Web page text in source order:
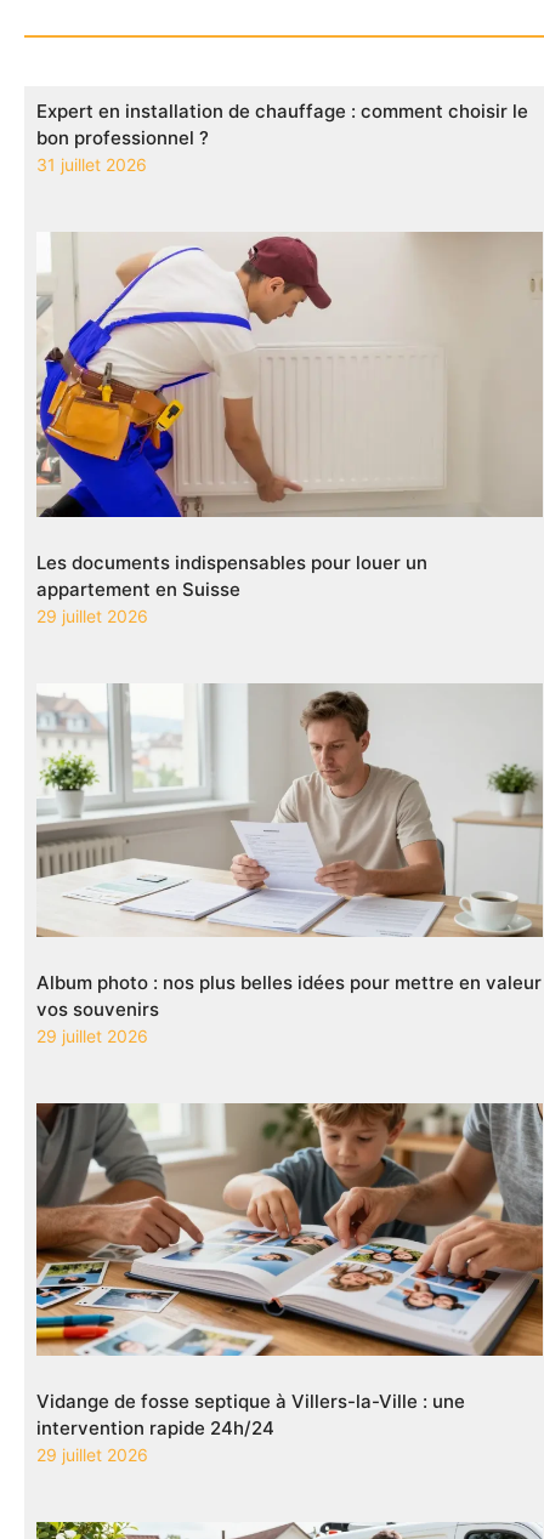
Expert en installation de chauffage : comment choisir le
bon professionnel ?
31 juillet 2026
Les documents indispensables pour louer un
appartement en Suisse
29 juillet 2026
Album photo : nos plus belles idées pour mettre en valeur
vos souvenirs
29 juillet 2026
Vidange de fosse septique à Villers-la-Ville : une
intervention rapide 24h/24
29 juillet 2026